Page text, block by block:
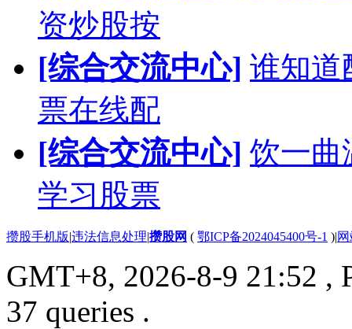
资炒股按
[综合交流中心] 谁知道
票在线配
[综合交流中心] 饮一曲
学习股票
攒股手机版|违法信息处理|攒股网 ( 鄂ICP备2024045400号-1 )|
GMT+8, 2026-8-9 21:52 ,
37 queries .